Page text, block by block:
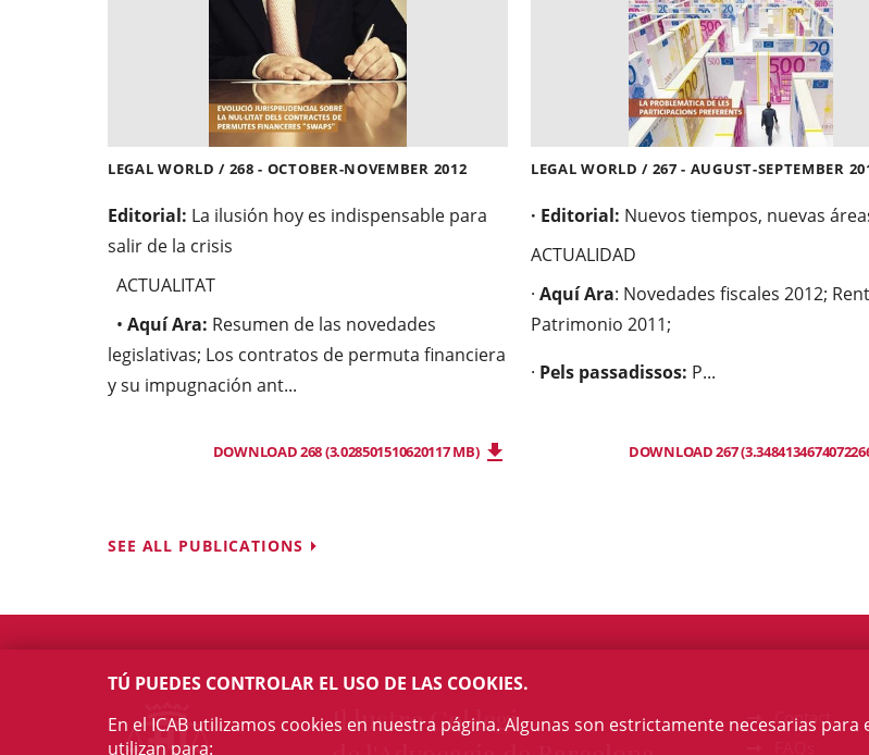
LEGAL WORLD / 268 - OCTOBER-NOVEMBER 2012
Editorial: La ilusión hoy es indispensable para
salir de la crisis
ACTUALITAT
• Aquí Ara: Resumen de las novedades
legislativas; Los contratos de permuta financiera
y su impugnación ant...
DOWNLOAD 268 (3.028501510620117 MB)
LEGAL WORLD / 267 - AUGUST-SEPTEMBER
· Editorial: Nuevos tiempos, nuevas
ACTUALIDAD
· Aquí Ara: Novedades fiscales 2012;
Patrimonio 2011;
· Pels passadissos: P...
DOWNLOAD 267
SEE ALL PUBLICATIONS
Il·lustre Col·legi
Contact
TÚ PUEDES CONTROLAR EL USO DE LAS COOKIES.
En el ICAB utilizamos cookies en nuestra página. Algunas son estrictamente necesarias
utilizan para: